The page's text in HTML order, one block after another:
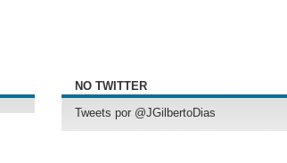
NO TWITTER
Tweets por @JGilbertoDias